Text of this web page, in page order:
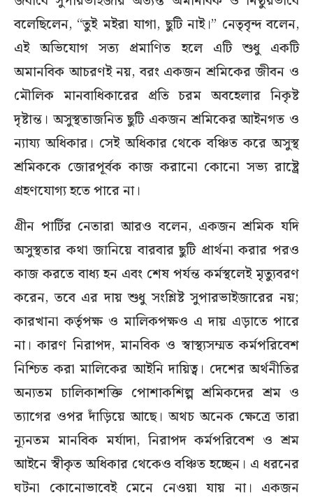
বলেছিলেন, “তুই মইরা যাগা, ছুটি নাই।” নেতৃবৃন্দ বলেন,
এই অভিযোগ সত্য প্রমাণিত হলে এটি শুধু একটি
অমানবিক আচরণই নয়, বরং একজন শ্রমিকের জীবন ও
মৌলিক মানবাধিকারের প্রতি চরম অবহেলার নিকৃষ্ট
দৃষ্টান্ত। অসুস্থতাজনিত ছুটি একজন শ্রমিকের আইনগত ও
ন্যায্য অধিকার। সেই অধিকার থেকে বঞ্চিত করে অসুস্থ
শ্রমিককে জোরপূর্বক কাজ করানো কোনো সভ্য রাষ্ট্রে
গ্রহণযোগ্য হতে পারে না।
গ্রীন পার্টির নেতারা আরও বলেন, একজন শ্রমিক যদি
অসুস্থতার কথা জানিয়ে বারবার ছুটি প্রার্থনা করার পরও
কাজ করতে বাধ্য হন এবং শেষ পর্যন্ত কর্মস্থলেই মৃত্যুবরণ
করেন, তবে এর দায় শুধু সংশ্লিষ্ট সুপারভাইজারের নয়;
কারখানা কর্তৃপক্ষ ও মালিকপক্ষও এ দায় এড়াতে পারে
না। কারণ নিরাপদ, মানবিক ও স্বাস্থ্যসম্মত কর্মপরিবেশ
নিশ্চিত করা মালিকের আইনি দায়িত্ব। দেশের অর্থনীতির
অন্যতম চালিকাশক্তি পোশাকশিল্প শ্রমিকদের শ্রম ও
ত্যাগের ওপর দাঁড়িয়ে আছে। অথচ অনেক ক্ষেত্রে তারা
ন্যূনতম মানবিক মর্যাদা, নিরাপদ কর্মপরিবেশ ও শ্রম
আইনে স্বীকৃত অধিকার থেকেও বঞ্চিত হচ্ছেন। এ ধরনের
ঘটনা কোনোভাবেই মেনে নেওয়া যায় না। একজন